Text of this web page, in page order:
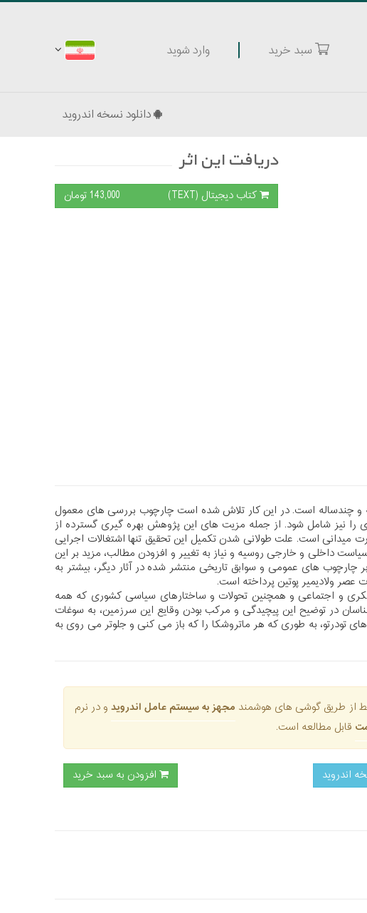
سبد خرید وارد شوید
دانلود نسخه اندروید
دریافت این اثر
کتاب دیجیتال (TEXT) 143,000 تومان
چندساله است. در این کار تلاش شده است چارچوب بررسی های معمول
نیز شامل شود. از جمله مزیت های این پژوهش بهره گیری گسترده از
میدانی است. علت طولانی شدن تکمیل این تحقیق تنها اشتغالات اجرایی
داخلی و خارجی روسیه و نیاز به تغییر و افزودن مطالب، مزید بر این
های عمومی و سوابق تاریخی منتشر شده در آثار دیگر، بیشتر به
ولادیمیر پوتین پرداخته است.
و اجتماعی و همچنین تحولات و ساختارهای سیاسی کشوری که همه
در توضیح این پیچیدگی و مرکب بودن وقایع این سرزمین، به سوغات
به طوری که هر ماتروشکا را که باز می کنی و جلوتر می روی به
از طریق گوشی های هوشمند مجهز به سیستم عامل اندرویدو در نرم
قابل مطالعه است.
اندروید
افزودن به سبد خرید